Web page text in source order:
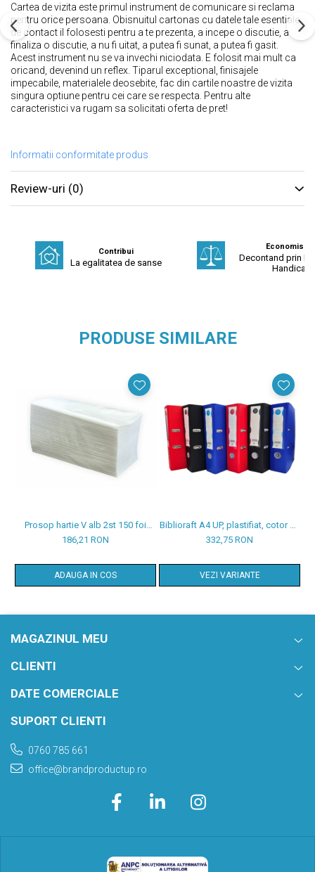
Cartea de vizita este primul instrument de comunicare si reclama
pentru orice persoana. Obisnuitul cartonas cu datele tale esentiale
de contact il folosesti pentru a te prezenta, a incepe o discutie, a
finaliza o discutie, a nu fi uitat, a putea fi sunat, a putea fi gasit.
Acest instrument nu se va invechi niciodata. E folosit mai mult ca
oricand, devenind un reflex. Tiparul exceptional, finisajele
impecabile, materialele deosebite, fac din cartile noastre de vizita
singura optiune pentru cei care se respecta. Pentru alte
caracteristici va rugam sa solicitati oferta de pret!
Informatii conformitate produs
Review-uri (0)
Contribui
La egalitatea de sanse
Decontand prin
Handicap
PRODUSE SIMILARE
Prosop hartie V alb 2st 150 foi
23*23cm 20 pachete/set
186,21 RON
ADAUGA IN COS
Biblioraft A4 UP, plastifiat, cotor 80
mm, 25/set
332,75 RON
VEZI VARIANTE
MAGAZINUL MEU
CLIENTI
DATE COMERCIALE
SUPORT CLIENTI
0760 785 661
office@brandproductup.ro